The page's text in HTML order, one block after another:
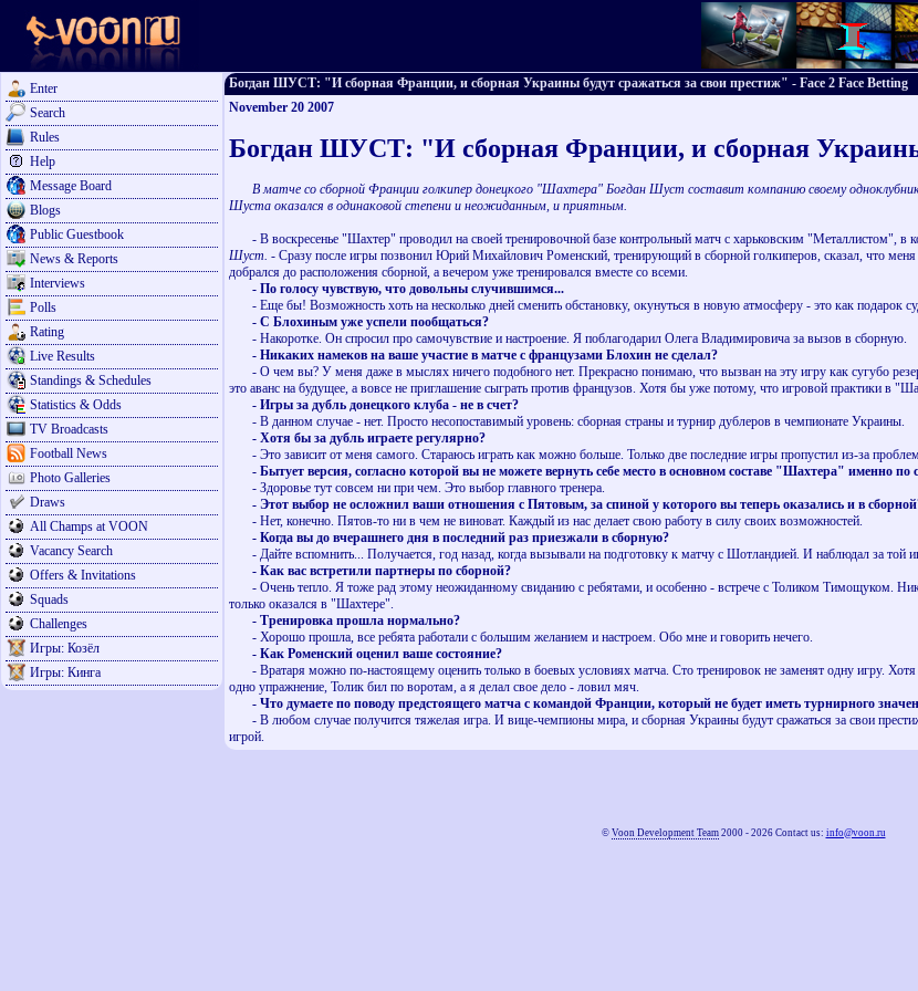
Enter
Search
Rules
Help
Message Board
Blogs
Public Guestbook
News & Reports
Interviews
Polls
Rating
Live Results
Standings & Schedules
Statistics & Odds
TV Broadcasts
Football News
Photo Galleries
Draws
All Champs at VOON
Vacancy Search
Offers & Invitations
Squads
Challenges
Игры: Козёл
Игры: Кинга
Богдан ШУСТ: "И сборная Франции, и сборная Украины будут сражаться за свои престиж" - Face 2 Face Betting
November 20 2007
Богдан ШУСТ: "И сборная Франции, и сборная Украины
В матче со сборной Франции голкипер донецкого "Шахтера" Богдан Шуст составит компанию своему
Шуста оказался в одинаковой степени и неожиданным, и приятным.
- В воскресенье "Шахтер" проводил на своей тренировочной базе контрольный матч с харьковским "Металлистом", в
Шуст. - Сразу после игры позвонил Юрий Михайлович Роменский, тренирующий в сборной голкиперов, сказал, что
добрался до расположения сборной, а вечером уже тренировался вместе со всеми.
- По голосу чувствую, что довольны случившимся...
- Еще бы! Возможность хоть на несколько дней сменить обстановку, окунуться в новую атмосферу - это как подарок
- С Блохиным уже успели пообщаться?
- Накоротке. Он спросил про самочувствие и настроение. Я поблагодарил Олега Владимировича за вызов в сборную.
- Никаких намеков на ваше участие в матче с французами Блохин не сделал?
- О чем вы? У меня даже в мыслях ничего подобного нет. Прекрасно понимаю, что вызван на эту игру как сугубо
это аванс на будущее, а вовсе не приглашение сыграть против французов. Хотя бы уже потому, что игровой практики в
- Игры за дубль донецкого клуба - не в счет?
- В данном случае - нет. Просто несопоставимый уровень: сборная страны и турнир дублеров в чемпионате Украины.
- Хотя бы за дубль играете регулярно?
- Это зависит от меня самого. Стараюсь играть как можно больше. Только две последние игры пропустил из-за
- Бытует версия, согласно которой вы не можете вернуть себе место в основном составе "Шахтера" именно по
- Здоровье тут совсем ни при чем. Это выбор главного тренера.
- Этот выбор не осложнил ваши отношения с Пятовым, за спиной у которого вы теперь оказались и в
- Нет, конечно. Пятов-то ни в чем не виноват. Каждый из нас делает свою работу в силу своих возможностей.
- Когда вы до вчерашнего дня в последний раз приезжали в сборную?
- Дайте вспомнить... Получается, год назад, когда вызывали на подготовку к матчу с Шотландией. И наблюдал за той
- Как вас встретили партнеры по сборной?
- Очень тепло. Я тоже рад этому неожиданному свиданию с ребятами, и особенно - встрече с Толиком Тимощуком.
только оказался в "Шахтере".
- Тренировка прошла нормально?
- Хорошо прошла, все ребята работали с большим желанием и настроем. Обо мне и говорить нечего.
- Как Роменский оценил ваше состояние?
- Вратаря можно по-настоящему оценить только в боевых условиях матча. Сто тренировок не заменят одну игру.
одно упражнение, Толик бил по воротам, а я делал свое дело - ловил мяч.
- Что думаете по поводу предстоящего матча с командой Франции, который не будет иметь турнирного
- В любом случае получится тяжелая игра. И вице-чемпионы мира, и сборная Украины будут сражаться за свои
игрой.
© Voon Development Team2000 - 2026 Contact us: info@voon.ru